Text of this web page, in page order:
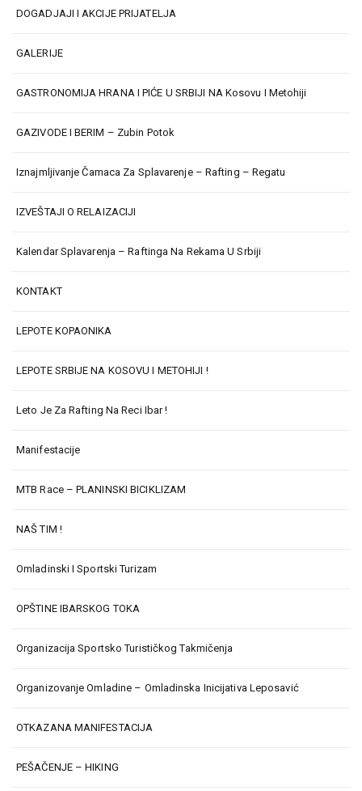
DOGADJAJI I AKCIJE PRIJATELJA
GALERIJE
GASTRONOMIJA HRANA I PIĆE U SRBIJI NA Kosovu I Metohiji
GAZIVODE I BERIM – Zubin Potok
Iznajmljivanje Čamaca Za Splavarenje – Rafting – Regatu
IZVEŠTAJI O RELAIZACIJI
Kalendar Splavarenja – Raftinga Na Rekama U Srbiji
KONTAKT
LEPOTE KOPAONIKA
LEPOTE SRBIJE NA KOSOVU I METOHIJI !
Leto Je Za Rafting Na Reci Ibar !
Manifestacije
MTB Race – PLANINSKI BICIKLIZAM
NAŠ TIM !
Omladinski I Sportski Turizam
OPŠTINE IBARSKOG TOKA
Organizacija Sportsko Turističkog Takmičenja
Organizovanje Omladine – Omladinska Inicijativa Leposavić
OTKAZANA MANIFESTACIJA
PEŠAČENJE – HIKING